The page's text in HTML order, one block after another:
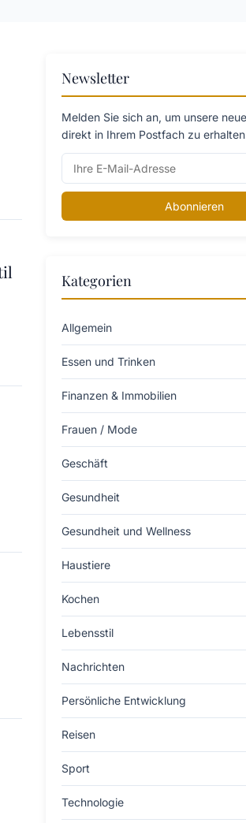
Newsletter
Melden Sie sich an, um unsere
direkt in Ihrem Postfach zu
Abonnieren
Kategorien
Allgemein
Essen und Trinken
Finanzen & Immobilien
Frauen / Mode
Geschäft
Gesundheit
Gesundheit und Wellness
Haustiere
Kochen
Lebensstil
Nachrichten
Persönliche Entwicklung
Reisen
Sport
Technologie